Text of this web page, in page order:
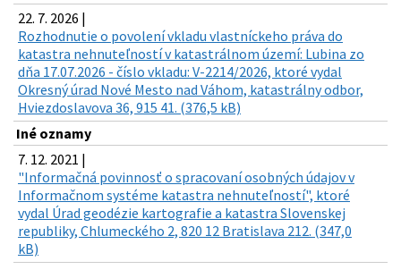
22. 7. 2026 |
Rozhodnutie o povolení vkladu vlastníckeho práva do
katastra nehnuteľností v katastrálnom území: Lubina zo
dňa 17.07.2026 - číslo vkladu: V-2214/2026, ktoré vydal
Okresný úrad Nové Mesto nad Váhom, katastrálny odbor,
Hviezdoslavova 36, 915 41. (376,5 kB)
Iné oznamy
7. 12. 2021 |
"Informačná povinnosť o spracovaní osobných údajov v
Informačnom systéme katastra nehnuteľností", ktoré
vydal Úrad geodézie kartografie a katastra Slovenskej
republiky, Chlumeckého 2, 820 12 Bratislava 212. (347,0
kB)